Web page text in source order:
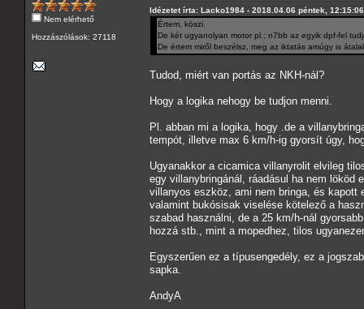
Nem elérhető
Hozzászólások: 27118
Idézetet írta: Lacko1984 - 2018.04.06 péntek, 12:15:06
Értem, köszi.
De két ugyanolyan motor pl.: n7bb az egyik dpf-fel
De értem miről beszélsz, meg az iktatás amúgy is
Tudod, miért van portás az NKH-nál?
Hogy a logika nehogy be tudjon menni.
Pl. abban mi a logika, hogy .de a
tempót, illetve max 6 km/h-ig gyorsít úgy,
Ugyanakkor a cicamica villanyrolit elvileg
egy villanybringánál, ráadásul ha nem lököd
villanyos eszköz, ami nem bringa, és kapott
valamint bukósisak viselése kötelező a
szabad használni, de a 25 km/h-nál
hozzá stb., mint a mopedhez, tilos
Egyszerűen ez a típusengedély, ez a
sapka.
AndyA